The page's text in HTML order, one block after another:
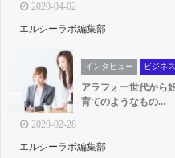
2020-04-02
エルシーラボ編集部
インタビュー ビジネ
アラフォー世代から
育てのようなもの...
2020-02-28
エルシーラボ編集部